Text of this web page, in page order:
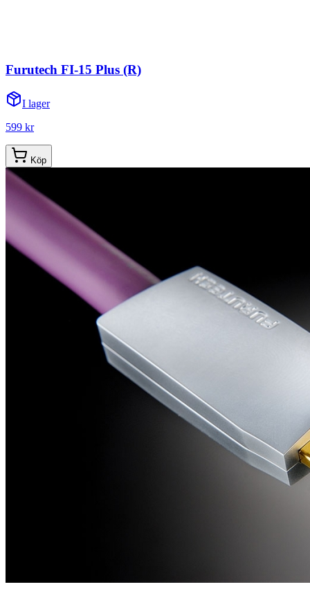
Furutech FI-15 Plus (R)
I lager
599 kr
Köp